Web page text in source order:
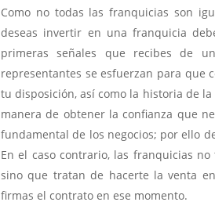
Como no todas las franquicias son
deseas invertir en una franquicia
primeras señales que recibes de
representantes se esfuerzan para que
tu disposición, así como la historia de
manera de obtener la confianza que
fundamental de los negocios; por ello
En el caso contrario, las franquicias
sino que tratan de hacerte la venta
firmas el contrato en ese momento.